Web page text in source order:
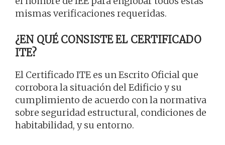
mismas verificaciones requeridas.
¿EN QUÉ CONSISTE EL CERTIFICADO
ITE?
El Certificado ITE es un Escrito Oficial que
corrobora la situación del Edificio y su
cumplimiento de acuerdo con la normativa
sobre seguridad estructural, condiciones de
habitabilidad, y su entorno.